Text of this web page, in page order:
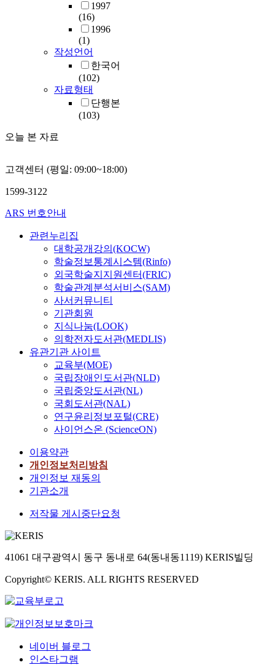
1997
(16)
1996
(1)
작성언어
한국어
(102)
자료형태
단행본
(103)
오늘 본 자료
고객센터 (평일: 09:00~18:00)
1599-3122
ARS 번호안내
관련누리집
대학공개강의(KOCW)
학술정보통계시스템(Rinfo)
외국학술지지원센터(FRIC)
학술관계분석서비스(SAM)
사서커뮤니티
기관회원
지식나눔(LOOK)
의학전자도서관(MEDLIS)
유관기관 사이트
교육부(MOE)
국립장애인도서관(NLD)
국립중앙도서관(NL)
국회도서관(NAL)
연구윤리정보포털(CRE)
사이언스온 (ScienceON)
이용약관
개인정보처리방침
개인정보 재동의
기관소개
저작물 게시중단요청
41061 대구광역시 동구 동내로 64(동내동1119) KERIS빌딩
Copyright© KERIS. ALL RIGHTS RESERVED
네이버 블로그
인스타그램